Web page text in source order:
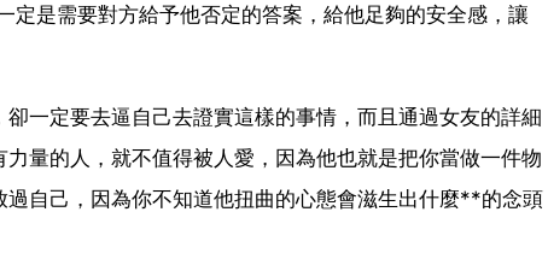
是需要對方給予他否定的答案，給他足夠的安全感，讓
一定要去逼自己去證實這樣的事情，而且通過女友的詳細
量的人，就不值得被人愛，因為他也就是把你當做一件物
自己，因為你不知道他扭曲的心態會滋生出什麼**的念頭